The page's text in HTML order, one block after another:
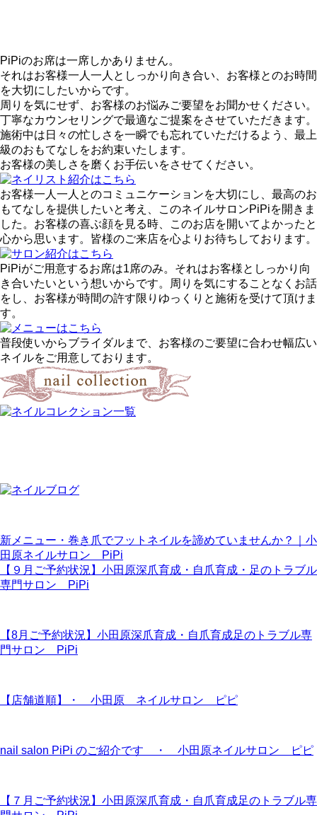
PiPiのお席は一席しかありません。
それはお客様一人一人としっかり向き合い、お客様とのお時間
を大切にしたいからです。
周りを気にせず、お客様のお悩みご要望をお聞かせください。
丁寧なカウンセリングで最適なご提案をさせていただきます。
施術中は日々の忙しさを一瞬でも忘れていただけるよう、最上
級のおもてなしをお約束いたします。
お客様の美しさを磨くお手伝いをさせてください。
お客様一人一人とのコミュニケーションを大切にし、最高のお
もてなしを提供したいと考え、このネイルサロンPiPiを開きま
した。お客様の喜ぶ顔を見る時、このお店を開いてよかったと
心から思います。皆様のご来店を心よりお待ちしております。
PiPiがご用意するお席は1席のみ。それはお客様としっかり向
き合いたいという想いからです。周りを気にすることなくお話
をし、お客様が時間の許す限りゆっくりと施術を受けて頂けま
す。
普段使いからブライダルまで、お客様のご要望に合わせ幅広い
ネイルをご用意しております。
新メニュー・巻き爪でフットネイルを諦めていませんか？｜小
田原ネイルサロン PiPi
【９月ご予約状況】小田原深爪育成・自爪育成・足のトラブル
専門サロン PiPi
【8月ご予約状況】小田原深爪育成・自爪育成足のトラブル専
門サロン PiPi
【店舗道順】・ 小田原 ネイルサロン ピピ
nail salon PiPi のご紹介です ・ 小田原ネイルサロン ピピ
【７月ご予約状況】小田原深爪育成・自爪育成足のトラブル専